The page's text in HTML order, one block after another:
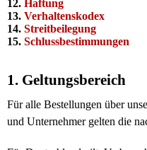
12. Haftung
13. Verhaltenskodex
14. Streitbeilegung
15. Schlussbestimmungen
1. Geltungsbereich
Für alle Bestellungen über
und Unternehmer gelten die